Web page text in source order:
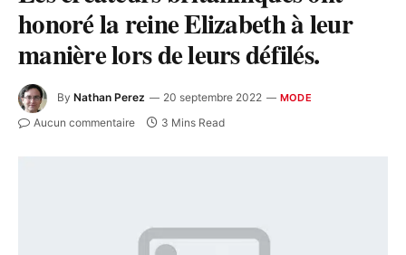
honoré la reine Elizabeth à leur
manière lors de leurs défilés.
By Nathan Perez 20 septembre 2022 MODE
Aucun commentaire 3 Mins Read